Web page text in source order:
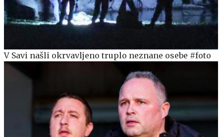
V Savi našli okrvavljeno truplo neznane osebe #foto